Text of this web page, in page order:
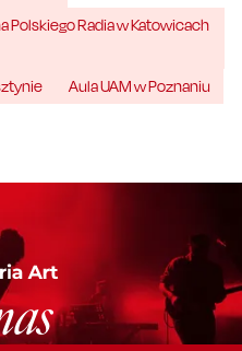
Polskiego Radia w Katowicach
Aula UAM w Poznaniu